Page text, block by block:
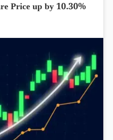
Price up by 10.30%